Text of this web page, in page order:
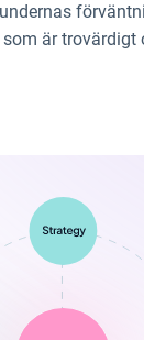
är trovärdigt